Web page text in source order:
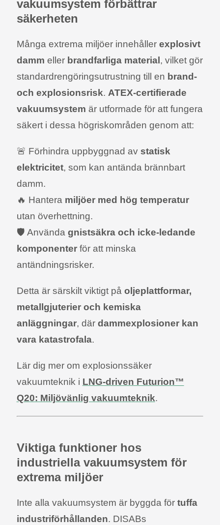
vakuumsystem förbättrar
säkerheten
Många extrema miljöer innehåller explosivt
damm eller brandfarliga material , vilket gör
standardrengöringsutrustning till en brand-
och explosionsrisk. ATEX-certifierade
vakuumsystem är utformade för att fungera
säkert i dessa högriskområden genom att:
🚨 Förhindra uppbyggnad av statisk
elektricitet, som kan antända brännbart
damm.
🔥 Hantera miljöer med hög temperatur
utan överhettning.
🛡️ Använda gnistsäkra och icke-ledande
komponenterför att minska
antändningsrisker.
Detta är särskilt viktigt på oljeplattformar,
metallgjuterier och kemiska
anläggningar, där dammexplosioner kan
vara katastrofala.
Lär dig mer om explosionssäker
vakuumteknik i LNG-driven Futurion™
Q20: Miljövänlig vakuumteknik.
Viktiga funktioner hos
industriella vakuumsystem för
extrema miljöer
Inte alla vakuumsystem är byggda för tuffa
industriförhållanden. DISABs